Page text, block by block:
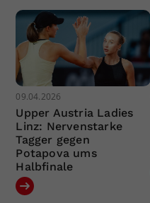
09.04.2026
Upper Austria Ladies
Linz: Nervenstarke
Tagger gegen
Potapova ums
Halbfinale